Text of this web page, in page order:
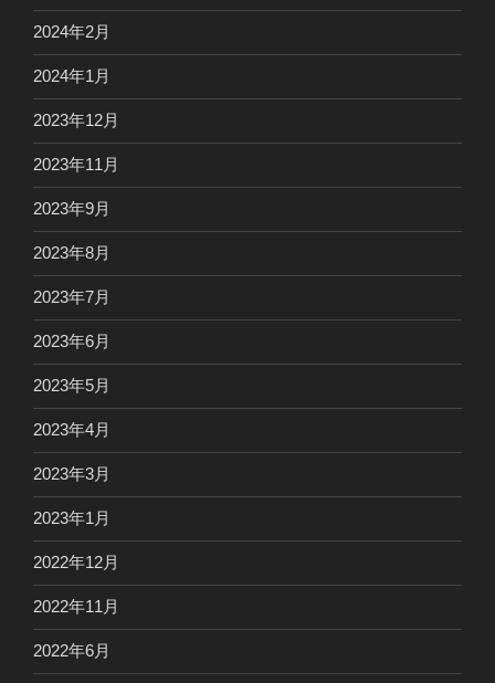
2024年2月
2024年1月
2023年12月
2023年11月
2023年9月
2023年8月
2023年7月
2023年6月
2023年5月
2023年4月
2023年3月
2023年1月
2022年12月
2022年11月
2022年6月